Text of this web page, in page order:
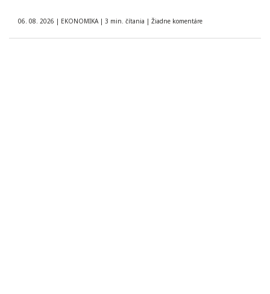
06. 08. 2026 | EKONOMIKA | 3 min. čítania | Žiadne komentáre